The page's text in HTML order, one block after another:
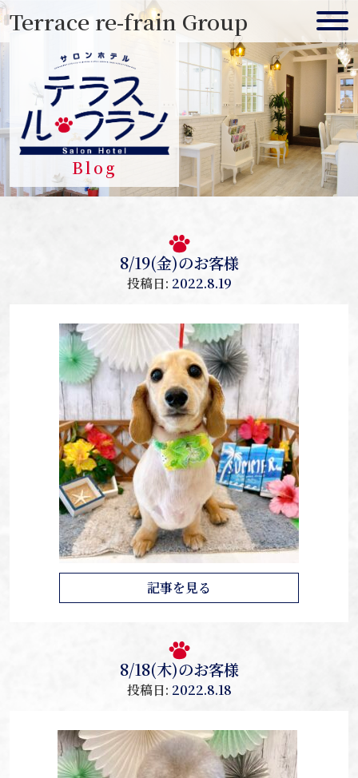
Skip
content
Terrace re-frain Group
Blog
8/19(金)のお客様
投稿日: 2022.8.19
記事を見る
8/18(木)のお客様
投稿日: 2022.8.18